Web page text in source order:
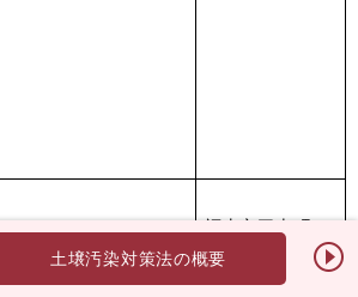
広島県東部厚生環境事
務所福山支所衛生環境
福山市三吉町１-
１-１
Tel 084-921-
土壌汚染対策法の概要